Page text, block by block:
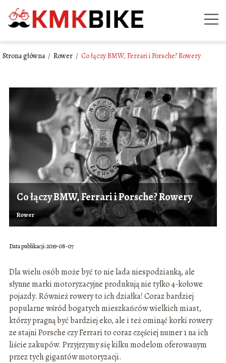
Strona główna / Rower / Co łączy BMW, Ferrari i Porsche? Rowery
Co łączy BMW, Ferrari i Porsche? Rowery
Rower
Data publikacji: 2019-08-07
Dla wielu osób może być to nie lada niespodzianką, ale
słynne marki motoryzacyjne produkują nie tylko 4-kołowe
pojazdy. Również rowery to ich działka! Coraz bardziej
popularne wśród bogatych mieszkańców wielkich miast,
którzy pragną być bardziej eko, ale i też ominąć korki rowery
ze stajni Porsche czy Ferrari to coraz częściej numer 1 na ich
liście zakupów. Przyjrzymy się kilku modelom oferowanym
przez tych gigantów motoryzacji.